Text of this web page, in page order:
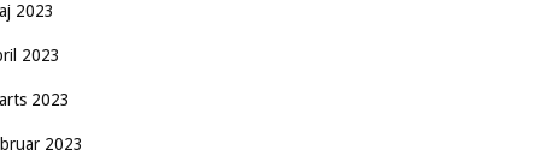
2023
2023
2023
2023